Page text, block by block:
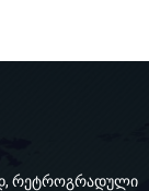
რეტროგრადული